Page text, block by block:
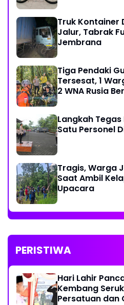
Truk Kontainer
Jalur, Tabrak
Jembrana
Tiga Pendaki
Tersesat, 1
2 WNA Rusia
Langkah
Satu Personel
Tragis, Warga
Saat Ambil
Upacara
PERISTIWA
Hari Lahir
Kembang
Persatuan dan